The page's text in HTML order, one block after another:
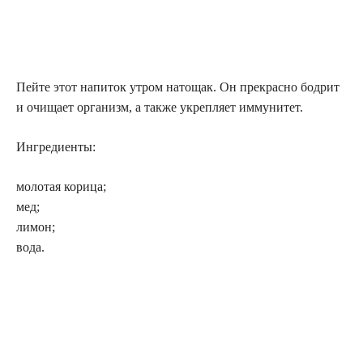
Пейте этот напиток утром натощак. Он прекрасно бодрит
и очищает организм, а также укрепляет иммунитет.
Ингредиенты:
молотая корица;
мед;
лимон;
вода.